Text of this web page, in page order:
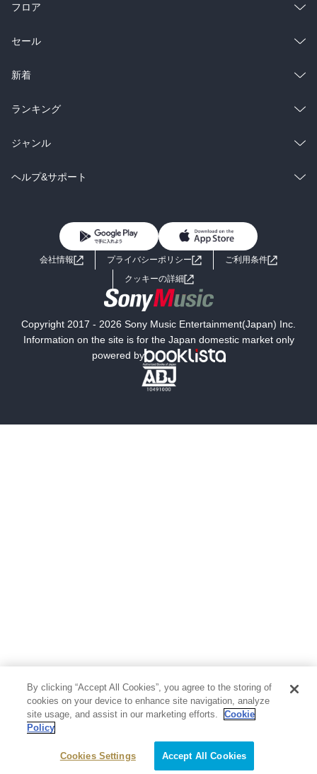
フロア
総合
ラノベ
雑誌・グラビア
BL・TL
セール
総合
ラノベ
雑誌・グラビア
BL・TL
新着
総合
ラノベ
雑誌・グラビア
ランキング
総合
ラノベ
ジャンル
コミック
ライトノベル 男子向けラノベ
小説
海外小説
ミステリー SF
文学
芸術・アート 映画・音楽・演劇
写真集 教養
医学・福祉
ヘルプ&サポート
よくあるご質問 お問い合わせ
会社情報 プライバシーポリシー
ご利用条件
クッキーの詳細
Copyright 2017 - 2026 Sony Music Entertainment(Japan) Inc.
Information on the site is for the Japan domestic market only
powered by
By clicking “Accept All Cookies”, you agree to the storing of
cookies on your device to enhance site navigation, analyze
site usage, and assist in our marketing efforts.
Cookie
Policy
Cookies Settings Accept All Cookies